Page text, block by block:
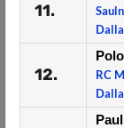
11.
12.
RC